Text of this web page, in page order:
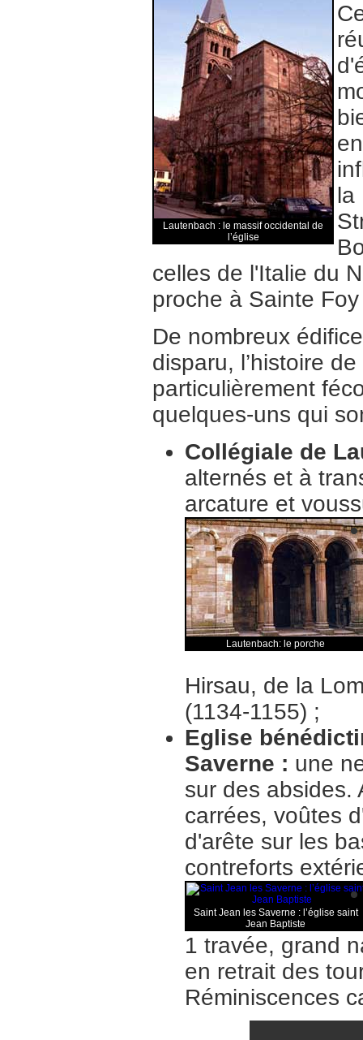
Lautenbach : le massif occidental de
l’église
celles de l'Italie du
proche à Sainte
De nombreux
disparu, l’histoire
particulièrement
quelques-uns qui
Collégiale de
alternés et à
arcature et
Lautenbach: le porche
Hirsau, de la
(1134-1155) ;
Eglise
Saverne : une
sur des absides.
carrées, voûtes
d'arête sur les
contreforts
Saint Jean les Saverne : l’église saint
Jean Baptiste
1 travée, grand
en retrait des
Réminiscences